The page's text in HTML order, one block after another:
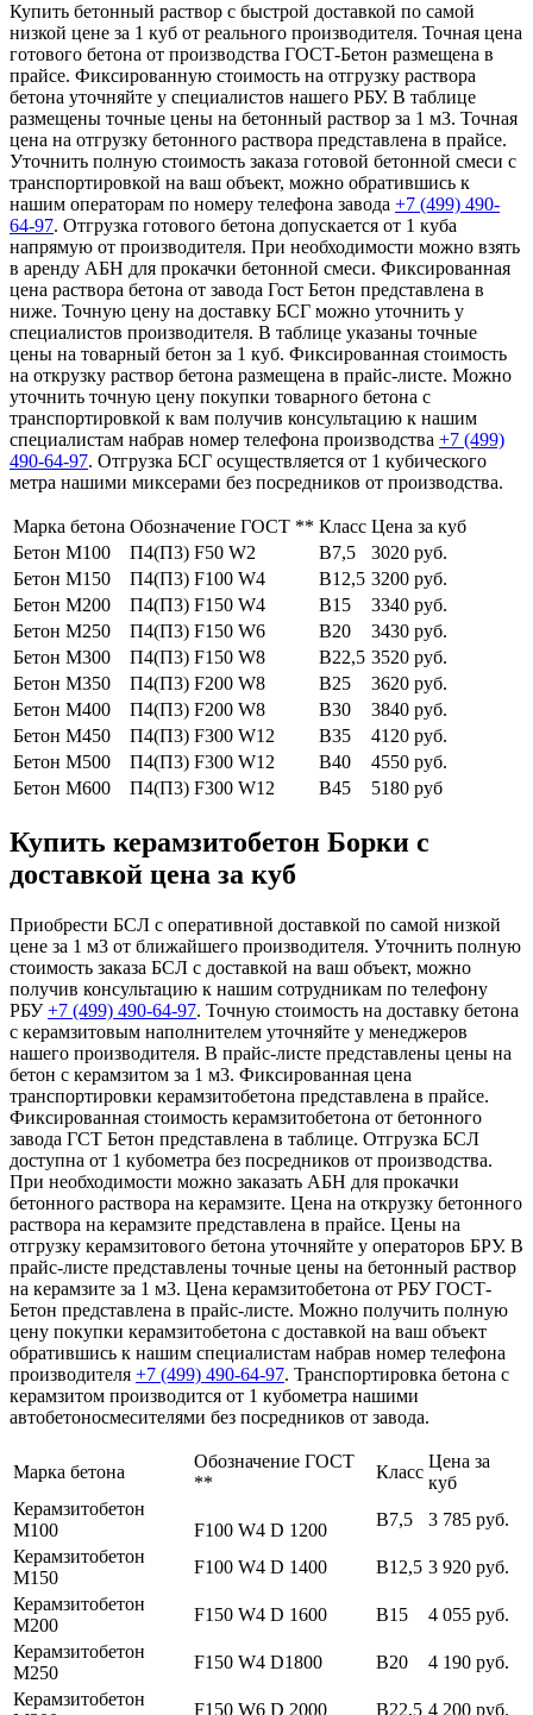
Купить бетонный раствор с быстрой доставкой по самой
низкой цене за 1 куб от реального производителя. Точная цена
готового бетона от производства ГОСТ-Бетон размещена в
прайсе. Фиксированную стоимость на отгрузку раствора
бетона уточняйте у специалистов нашего РБУ. В таблице
размещены точные цены на бетонный раствор за 1 м3. Точная
цена на отгрузку бетонного раствора представлена в прайсе.
Уточнить полную стоимость заказа готовой бетонной смеси с
транспортировкой на ваш объект, можно обратившись к
нашим операторам по номеру телефона завода +7 (499) 490-
64-97. Отгрузка готового бетона допускается от 1 куба
напрямую от производителя. При необходимости можно взять
в аренду АБН для прокачки бетонной смеси. Фиксированная
цена раствора бетона от завода Гост Бетон представлена в
ниже. Точную цену на доставку БСГ можно уточнить у
специалистов производителя. В таблице указаны точные
цены на товарный бетон за 1 куб. Фиксированная стоимость
на открузку раствор бетона размещена в прайс-листе. Можно
уточнить точную цену покупки товарного бетона с
транспортировкой к вам получив консультацию к нашим
специалистам набрав номер телефона производства +7 (499)
490-64-97. Отгрузка БСГ осуществляется от 1 кубического
метра нашими миксерами без посредников от производства.
Марка бетона Обозначение ГОСТ ** Класс Цена за куб
Бетон М100
П4(П3) F50 W2 В7,5
3020 руб.
Бетон М150
П4(П3) F100 W4 В12,5 3200 руб.
Бетон М200
П4(П3) F150 W4 В15
3340 руб.
Бетон М250
П4(П3) F150 W6 В20
3430 руб.
Бетон М300
П4(П3) F150 W8 В22,5 3520 руб.
Бетон М350
П4(П3) F200 W8 В25
3620 руб.
Бетон М400
П4(П3) F200 W8 В30
3840 руб.
Бетон М450
П4(П3) F300 W12 В35
4120 руб.
Бетон М500
П4(П3) F300 W12 В40
4550 руб.
Бетон М600
П4(П3) F300 W12 В45 5180 руб
Купить керамзитобетон Борки с
доставкой цена за куб
Приобрести БСЛ с оперативной доставкой по самой низкой
цене за 1 м3 от ближайшего производителя. Уточнить полную
стоимость заказа БСЛ с доставкой на ваш объект, можно
получив консультацию к нашим сотрудникам по телефону
РБУ+7 (499) 490-64-97. Точную стоимость на доставку бетона
с керамзитовым наполнителем уточняйте у менеджеров
нашего производителя. В прайс-листе представлены цены на
бетон с керамзитом за 1 м3. Фиксированная цена
транспортировки керамзитобетона представлена в прайсе.
Фиксированная стоимость керамзитобетона от бетонного
завода ГСТ Бетон представлена в таблице. Отгрузка БСЛ
доступна от 1 кубометра без посредников от производства.
При необходимости можно заказать АБН для прокачки
бетонного раствора на керамзите. Цена на открузку бетонного
раствора на керамзите представлена в прайсе. Цены на
отгрузку керамзитового бетона уточняйте у операторов БРУ. В
прайс-листе представлены точные цены на бетонный раствор
на керамзите за 1 м3. Цена керамзитобетона от РБУ ГОСТ-
Бетон представлена в прайс-листе. Можно получить полную
цену покупки керамзитобетона с доставкой на ваш объект
обратившись к нашим специалистам набрав номер телефона
производителя +7 (499) 490-64-97. Транспортировка бетона с
керамзитом производится от 1 кубометра нашими
автобетоносмесителями без посредников от завода.
Марка бетона
Обозначение ГОСТ
**
Класс
Цена за
куб
Керамзитобетон
М100
F100 W4 D 1200
В7,5
3 785 руб.
Керамзитобетон
М150
F100 W4 D 1400 В12,5 3 920 руб.
Керамзитобетон
М200
F150 W4 D 1600 В15
4 055 руб.
Керамзитобетон
М250
F150 W4 D1800 В20
4 190 руб.
Керамзитобетон
F150 W6 D 2000 В22,5 4 200 руб.